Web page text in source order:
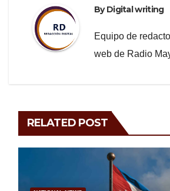
ByDigital writing
Equipo de
web de Radio
RELATED POST